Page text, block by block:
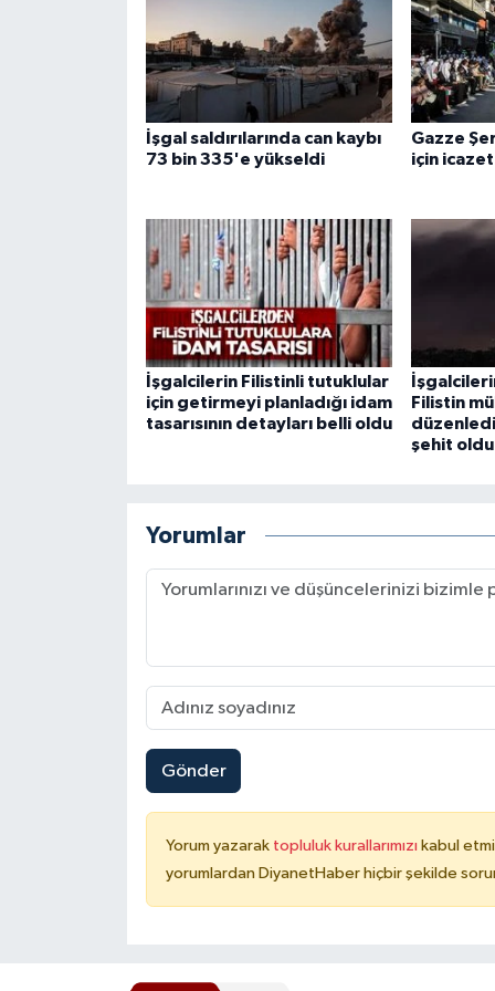
İşgal saldırılarında can kaybı
73 bin 335'e yükseldi
Gazze
için
İşgalcilerin Filistinli tutuklular
için getirmeyi planladığı idam
tasarısının detayları belli oldu
Filistin
şehit oldu
Yorumlar
Gönder
Yorum yazarak topluluk kurallarımızı kabul
yorumlardan DiyanetHaber hiçbir şekilde
Hakkari Müftülüğü
Hatay Müftülüğü
Isparta Müftülüğü
İstanbul Müftülüğü
İzmir Müftülüğü
Kahramanmaraş Müftülüğü
Karaman Müftülüğü
Kars Müftülüğü
Kayseri Müftülüğü
Kilis Müftülüğü
Kırıkkale Müftülüğü
Kırklareli Müftülüğü
Kocaeli Müftülüğü